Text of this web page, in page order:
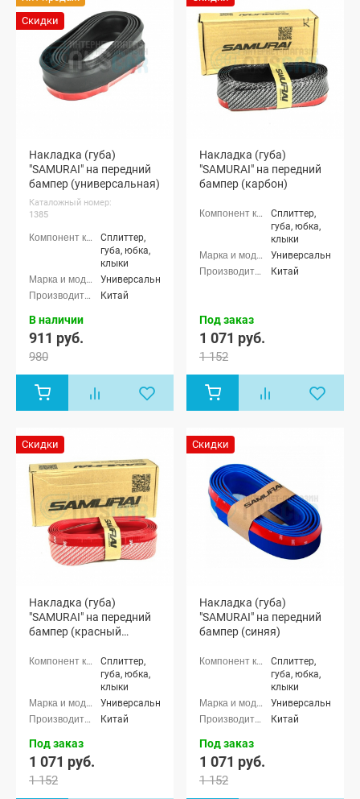
Скидки
Накладка (губа)
"SAMURAI" на передний
бампер (универсальная)
Каталожный номер:
1385
Сплиттер,
губа, юбка,
клыки
Универсальные
Китай
В наличии
911 руб.
980
Накладка (губа)
"SAMURAI" на передний
бампер (карбон)
Сплиттер,
губа, юбка,
клыки
Универсальные
Китай
Под заказ
1 071 руб.
1 152
Скидки
Накладка (губа)
"SAMURAI" на передний
бампер (красный
Сплиттер,
губа, юбка,
клыки
Универсальные
Китай
Под заказ
1 071 руб.
1 152
Скидки
Накладка (губа)
"SAMURAI" на передний
бампер (синяя)
Сплиттер,
губа, юбка,
клыки
Универсальные
Китай
Под заказ
1 071 руб.
1 152